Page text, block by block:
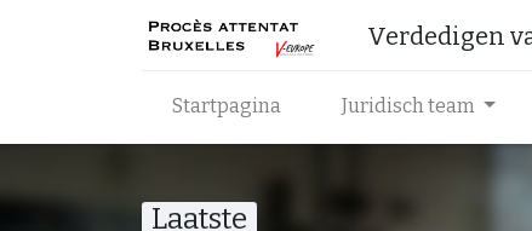
Verdedigen
Startpagina Juridisch team
Laatste